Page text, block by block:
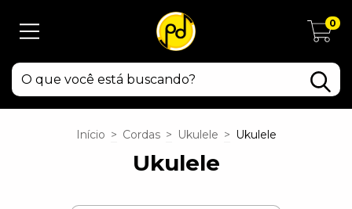
0
Início > Cordas > Ukulele > Ukulele
Ukulele